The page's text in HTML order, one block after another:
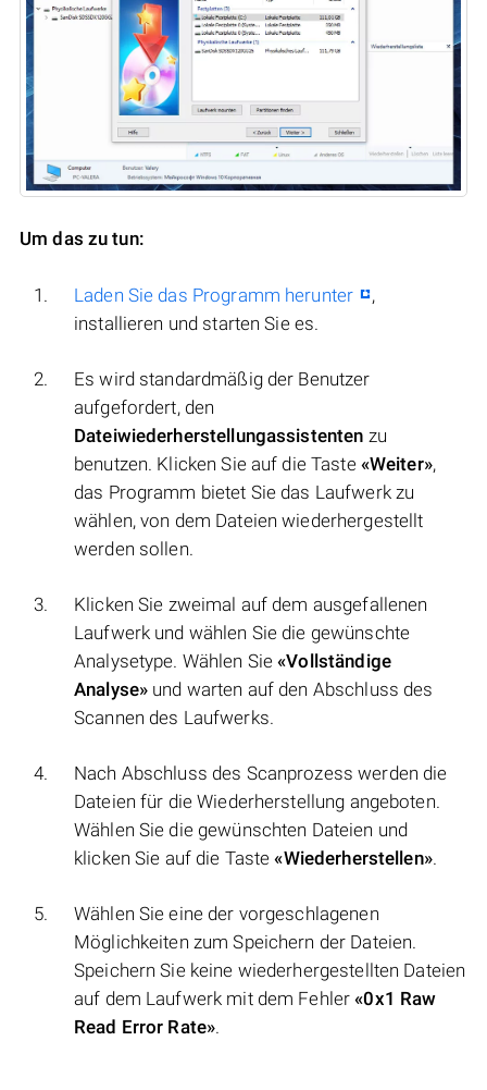
Um das zu tun:
Laden Sie das Programm herunter
,
installieren und starten Sie es.
Es wird standardmäßig der Benutzer
aufgefordert, den
Dateiwiederherstellungassistenten zu
benutzen. Klicken Sie auf die Taste «Weiter»,
das Programm bietet Sie das Laufwerk zu
wählen, von dem Dateien wiederhergestellt
werden sollen.
Klicken Sie zweimal auf dem ausgefallenen
Laufwerk und wählen Sie die gewünschte
Analysetype. Wählen Sie«Vollständige
Analyse» und warten auf den Abschluss des
Scannen des Laufwerks.
Nach Abschluss des Scanprozess werden die
Dateien für die Wiederherstellung angeboten.
Wählen Sie die gewünschten Dateien und
klicken Sie auf die Taste«Wiederherstellen».
Wählen Sie eine der vorgeschlagenen
Möglichkeiten zum Speichern der Dateien.
Speichern Sie keine wiederhergestellten Dateien
auf dem Laufwerk mit dem Fehler«0x1 Raw
Read Error Rate».